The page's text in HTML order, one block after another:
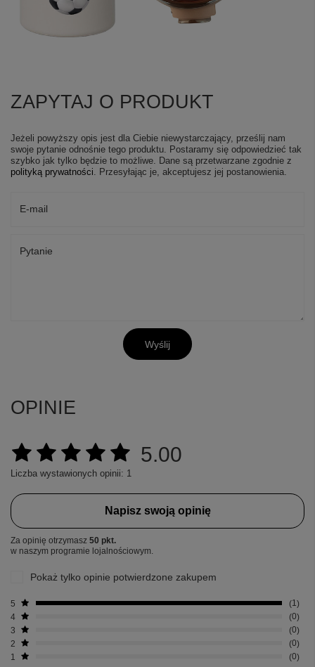
ZAPYTAJ O PRODUKT
Jeżeli powyższy opis jest dla Ciebie niewystarczający, prześlij nam
swoje pytanie odnośnie tego produktu. Postaramy się odpowiedzieć tak
szybko jak tylko będzie to możliwe. Dane są przetwarzane zgodnie z
polityką prywatności. Przesyłając je, akceptujesz jej postanowienia.
E-mail
Pytanie
Wyślij
OPINIE
5.00
Liczba wystawionych opinii: 1
Napisz swoją opinię
Za opinię otrzymasz 50 pkt.
w naszym programie lojalnościowym.
Pokaż tylko opinie potwierdzone zakupem
5
1
4
0
3
0
2
0
1
0